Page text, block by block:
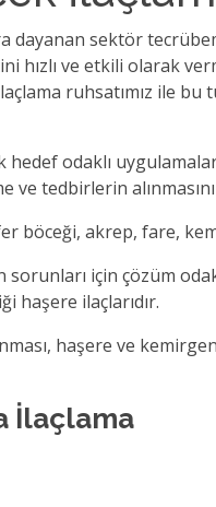
dayanan sektör
ve etkili olarak
ilaçlama ruhsatımız
odaklı
tedbirlerin
böceği, akrep, fare,
için çözüm
haşere ilaçlarıdır.
haşere ve
İlaçlama